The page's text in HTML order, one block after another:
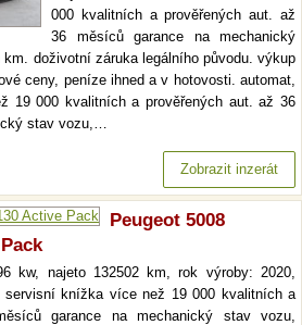
000 kvalitních a prověřených aut. až
36 měsíců garance na mechanický
doživotní záruka legálního původu. výkup
ceny, peníze ihned a v hotovosti. automat,
19 000 kvalitních a prověřených aut. až 36
stav vozu,…
Zobrazit inzerát
Peugeot 5008
kw, najeto 132502 km, rok výroby: 2020,
servisní knížka více než 19 000 kvalitních a
garance na mechanický stav vozu,